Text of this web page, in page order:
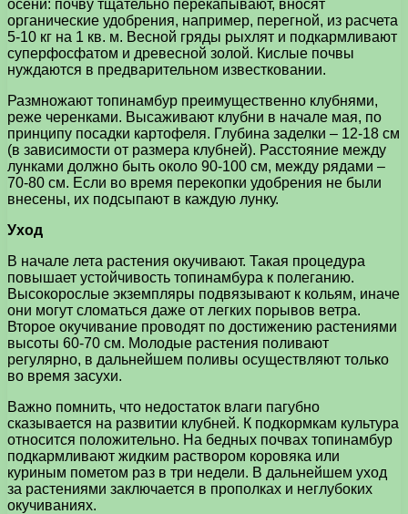
осени: почву тщательно перекапывают, вносят
органические удобрения, например, перегной, из расчета
5-10 кг на 1 кв. м. Весной гряды рыхлят и подкармливают
суперфосфатом и древесной золой. Кислые почвы
нуждаются в предварительном известковании.
Размножают топинамбур преимущественно клубнями,
реже черенками. Высаживают клубни в начале мая, по
принципу посадки картофеля. Глубина заделки – 12-18 см
(в зависимости от размера клубней). Расстояние между
лунками должно быть около 90-100 см, между рядами –
70-80 см. Если во время перекопки удобрения не были
внесены, их подсыпают в каждую лунку.
Уход
В начале лета растения окучивают. Такая процедура
повышает устойчивость топинамбура к полеганию.
Высокорослые экземпляры подвязывают к кольям, иначе
они могут сломаться даже от легких порывов ветра.
Второе окучивание проводят по достижению растениями
высоты 60-70 см. Молодые растения поливают
регулярно, в дальнейшем поливы осуществляют только
во время засухи.
Важно помнить, что недостаток влаги пагубно
сказывается на развитии клубней. К подкормкам культура
относится положительно. На бедных почвах топинамбур
подкармливают жидким раствором коровяка или
куриным пометом раз в три недели. В дальнейшем уход
за растениями заключается в прополках и неглубоких
окучиваниях.